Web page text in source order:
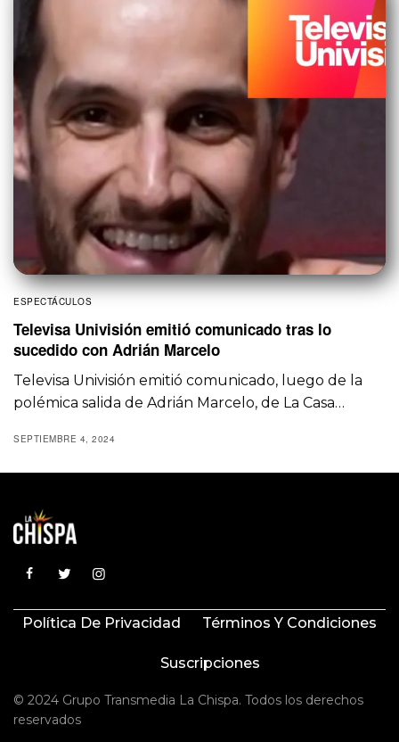
ESPECTÁCULOS
Televisa Univisión emitió comunicado tras lo
sucedido con Adrián Marcelo
Televisa Univisión emitió comunicado, luego de la
polémica salida de Adrián Marcelo, de La Casa…
SEPTIEMBRE 4, 2024
Política De Privacidad Términos Y Condiciones
Suscripciones
© 2024 Grupo Transmedia La Chispa. Todos los derechos
reservados